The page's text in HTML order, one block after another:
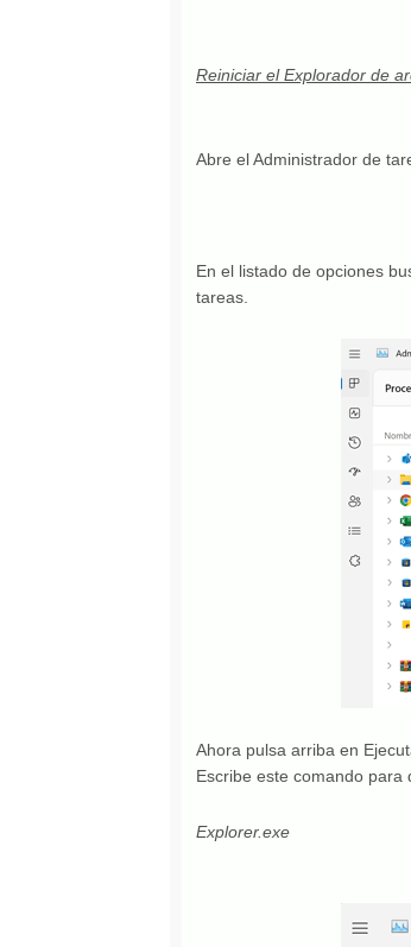
Reiniciar el Explorador de
Abre el Administrador de
En el listado de opciones
tareas.
Ahora pulsa arriba en
Escribe este comando para
Explorer.exe